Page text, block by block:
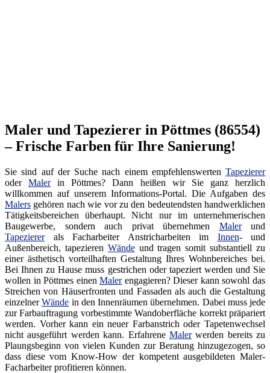
Maler und Tapezierer in Pöttmes (86554)
– Frische Farben für Ihre Sanierung!
Sie sind auf der Suche nach einem empfehlenswerten Tapezierer
oderMalerin Pöttmes? Dann heißen wir Sie ganz herzlich
willkommen auf unserem Informations-Portal. Die Aufgaben des
Malers gehören nach wie vor zu den bedeutendsten handwerklichen
Tätigkeitsbereichen überhaupt. Nicht nur im unternehmerischen
Baugewerbe, sondern auch privat übernehmen Malerund
Tapeziererals Facharbeiter Anstricharbeiten im Innen- und
Außenbereich, tapezieren Wändeund tragen somit substantiell zu
einer ästhetisch vorteilhaften Gestaltung Ihres Wohnbereiches bei.
Bei Ihnen zu Hause muss gestrichen oder tapeziert werden und Sie
wollen in Pöttmes einenMalerengagieren? Dieser kann sowohl das
Streichen von Häuserfronten und Fassaden als auch die Gestaltung
einzelnerWände in den Innenräumen übernehmen. Dabei muss jede
zur Farbauftragung vorbestimmte Wandoberfläche korrekt präpariert
werden. Vorher kann ein neuer Farbanstrich oder Tapetenwechsel
nicht ausgeführt werden kann. Erfahrene Malerwerden bereits zu
Plaungsbeginn von vielen Kunden zur Beratung hinzugezogen, so
dass diese vom Know-How der kompetent ausgebildeten Maler-
Facharbeiter profitieren können.